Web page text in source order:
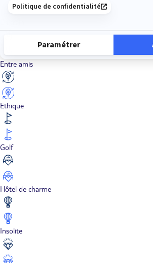
Entre amis
Ethique
Golf
Hôtel de charme
Insolite